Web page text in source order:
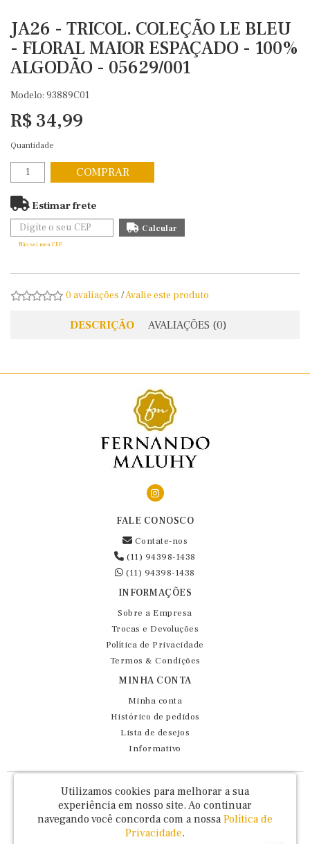
JA26 - TRICOL. COLEÇÃO LE BLEU
- FLORAL MAIOR ESPAÇADO - 100%
ALGODÃO - 05629/001
Modelo: 93889C01
R$ 34,99
Quantidade
COMPRAR
Estimar frete
Não sei meu CEP
0 avaliações /Avalie este produto
DESCRIÇÃO AVALIAÇÕES (0)
FALE CONOSCO
Contate-nos
(11) 94398-1438
(11) 94398-1438
INFORMAÇÕES
Sobre a Empresa
Trocas e Devoluções
Política de Privacidade
Termos & Condições
MINHA CONTA
Minha conta
Histórico de pedidos
Lista de desejos
Informativo
Fernando Maluhy Cia Ltda - CNPJ: 60.458.825/0001-86
Rua Dr Euclydes da Cunha, 47 - Brás - São Paulo / SP - CEP 03016-030
Utilizamos cookies para melhorar a sua
experiência em nosso site. Ao continuar
navegando você concorda com a nossa Política de
Privacidade.